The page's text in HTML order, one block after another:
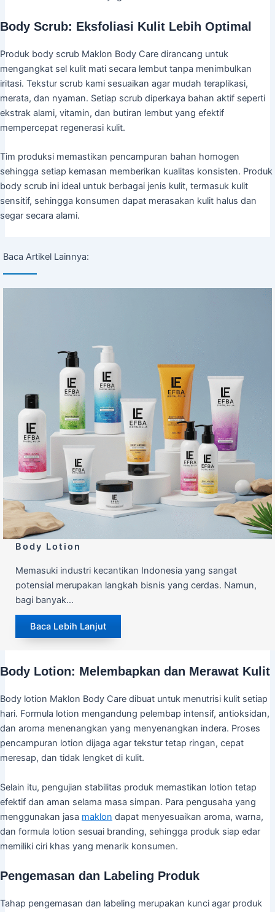
Body Scrub: Eksfoliasi Kulit Lebih Optimal
Produk body scrub Maklon Body Care dirancang untuk
mengangkat sel kulit mati secara lembut tanpa menimbulkan
iritasi. Tekstur scrub kami sesuaikan agar mudah teraplikasi,
merata, dan nyaman. Setiap scrub diperkaya bahan aktif seperti
ekstrak alami, vitamin, dan butiran lembut yang efektif
mempercepat regenerasi kulit.
Tim produksi memastikan pencampuran bahan homogen
sehingga setiap kemasan memberikan kualitas konsisten. Produk
body scrub ini ideal untuk berbagai jenis kulit, termasuk kulit
sensitif, sehingga konsumen dapat merasakan kulit halus dan
segar secara alami.
Baca Artikel Lainnya:
Body Lotion
Memasuki industri kecantikan Indonesia yang sangat
potensial merupakan langkah bisnis yang cerdas. Namun,
bagi banyak…
Baca Lebih Lanjut
Body Lotion: Melembapkan dan Merawat Kulit
Body lotion Maklon Body Care dibuat untuk menutrisi kulit setiap
hari. Formula lotion mengandung pelembap intensif, antioksidan,
dan aroma menenangkan yang menyenangkan indera. Proses
pencampuran lotion dijaga agar tekstur tetap ringan, cepat
meresap, dan tidak lengket di kulit.
Selain itu, pengujian stabilitas produk memastikan lotion tetap
efektif dan aman selama masa simpan. Para pengusaha yang
menggunakan jasa maklon dapat menyesuaikan aroma, warna,
dan formula lotion sesuai branding, sehingga produk siap edar
memiliki ciri khas yang menarik konsumen.
Pengemasan dan Labeling Produk
Tahap pengemasan dan labeling merupakan kunci agar produk